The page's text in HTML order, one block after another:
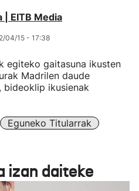
| EITB Media
04/15 - 17:38
egiteko gaitasuna ikusten
Madrilen daude
ikusienak
Eguneko Titularrak
izan daiteke